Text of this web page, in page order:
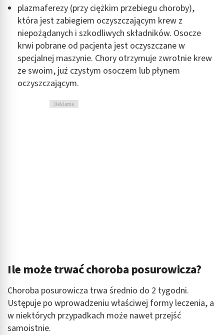
plazmaferezy (przy ciężkim przebiegu choroby),
która jest zabiegiem oczyszczającym krew z
niepożądanych i szkodliwych składników. Osocze
krwi pobrane od pacjenta jest oczyszczane w
specjalnej maszynie. Chory otrzymuje zwrotnie krew
ze swoim, już czystym osoczem lub płynem
oczyszczającym.
Reklama
Ile może trwać choroba posurowicza?
Choroba posurowicza trwa średnio do 2 tygodni.
Ustępuje po wprowadzeniu właściwej formy leczenia, a
w niektórych przypadkach może nawet przejść
samoistnie.